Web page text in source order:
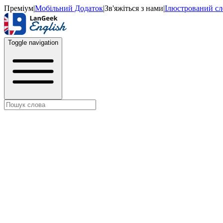
Преміум|Мобільний Додаток|Зв'яжіться з нами|Ілюстрований
Toggle navigation